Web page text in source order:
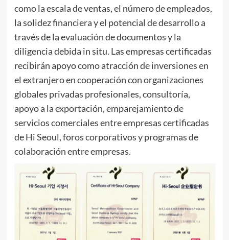
como la escala de ventas, el número de empleados,
la solidez financiera y el potencial de desarrollo a
través de la evaluación de documentos y la
diligencia debida in situ. Las empresas certificadas
recibirán apoyo como atracción de inversiones en
el extranjero en cooperación con organizaciones
globales privadas profesionales, consultoría,
apoyo a la exportación, emparejamiento de
servicios comerciales entre empresas certificadas
de Hi Seoul, foros corporativos y programas de
colaboración entre empresas.